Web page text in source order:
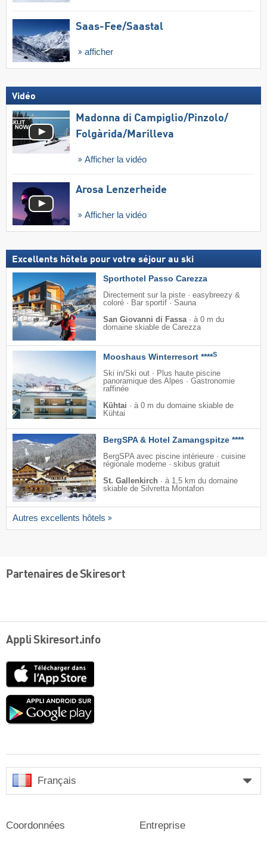
Saas-Fee/​Saastal
afficher
Vidéo
Madonna di Campiglio/​Pinzolo/​
Folgàrida/​Marilleva
Afficher la vidéo
Arosa Lenzerheide
Afficher la vidéo
Excellents hôtels pour votre séjour au ski
Sporthotel Passo Carezza
Directement sur la piste · easybreezy &
coloré · Bar sportif · Sauna
San Giovanni di Fassa· à 0 m du
domaine skiable de Carezza
Mooshaus Winterresort ****S
Ski in/Ski out · Plus haute piscine
panoramique des Alpes · Gastronomie
raffinée
Kühtai · à 0 m du domaine skiable de
Kühtai
BergSPA & Hotel Zamangspitze ****
BergSPA avec piscine intérieure · cuisine
régionale moderne · skibus gratuit
St. Gallenkirch · à 1,5 km du domaine
skiable de Silvretta Montafon
Autres excellents hôtels
Partenaires de Skiresort
Appli Skiresort.info
Google
Français
Coordonnées Entreprise